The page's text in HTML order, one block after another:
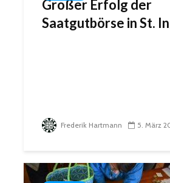
Großer Erfolg der
Saatgutbörse in St.
Frederik Hartmann 5. März